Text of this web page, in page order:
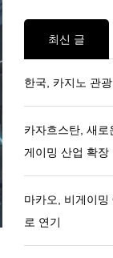
최신 글
한국, 카지노 관
카자흐스탄, 새로
게이밍 산업 확장
마카오, 비게이밍
로 연기